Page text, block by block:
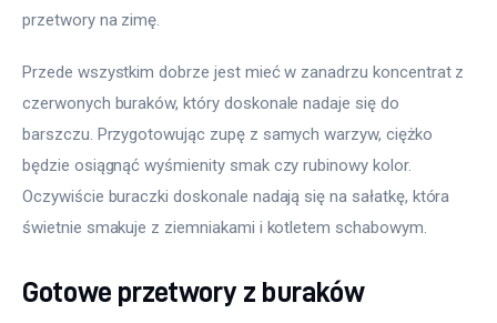
przetwory na zimę.
Przede wszystkim dobrze jest mieć w zanadrzu koncentrat z
czerwonych buraków, który doskonale nadaje się do
barszczu. Przygotowując zupę z samych warzyw, ciężko
będzie osiągnąć wyśmienity smak czy rubinowy kolor.
Oczywiście buraczki doskonale nadają się na sałatkę, która
świetnie smakuje z ziemniakami i kotletem schabowym.
Gotowe przetwory z buraków